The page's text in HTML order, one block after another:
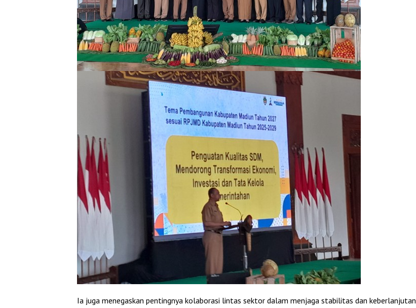
Ia juga menegaskan pentingnya kolaborasi lintas sektor dalam menjaga stabilitas dan keberlanjutan